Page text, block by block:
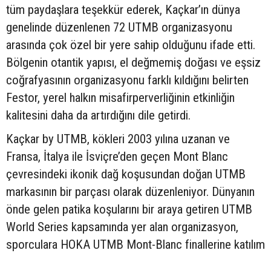
tüm paydaşlara teşekkür ederek, Kaçkar’ın dünya
genelinde düzenlenen 72 UTMB organizasyonu
arasında çok özel bir yere sahip olduğunu ifade etti.
Bölgenin otantik yapısı, el değmemiş doğası ve eşsiz
coğrafyasının organizasyonu farklı kıldığını belirten
Festor, yerel halkın misafirperverliğinin etkinliğin
kalitesini daha da artırdığını dile getirdi.
Kaçkar by UTMB, kökleri 2003 yılına uzanan ve
Fransa, İtalya ile İsviçre’den geçen Mont Blanc
çevresindeki ikonik dağ koşusundan doğan UTMB
markasının bir parçası olarak düzenleniyor. Dünyanın
önde gelen patika koşularını bir araya getiren UTMB
World Series kapsamında yer alan organizasyon,
sporculara HOKA UTMB Mont-Blanc finallerine katılım